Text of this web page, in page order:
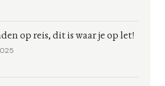
op reis, dit is waar je op let!